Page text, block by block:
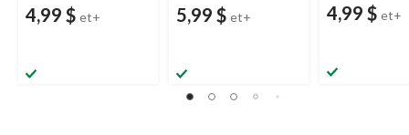
4,99 $ et+ 5,99 $ et+ 4,99 $ et+